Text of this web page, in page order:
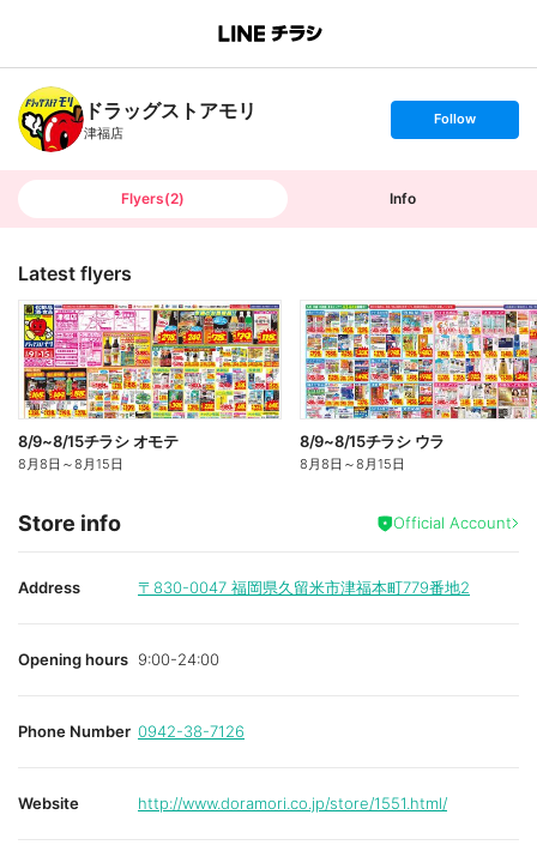
B
n
c
h
T
ドラッグストアモリ
津福店
s
t
o
Follow
Flyers(2) Info
Latest flyers
8/9~8/15チラシ オモテ
8月8日 ～8月15日
8/9~8/15チラシ ウラ
8月8日 ～8月15日
Store info Official Account
Address 〒830-0047 福岡県久留米市津福本町779番地2
Opening hours 9:00-24:00
Phone Number 0942-38-7126
Website http://www.doramori.co.jp/store/1551.html/